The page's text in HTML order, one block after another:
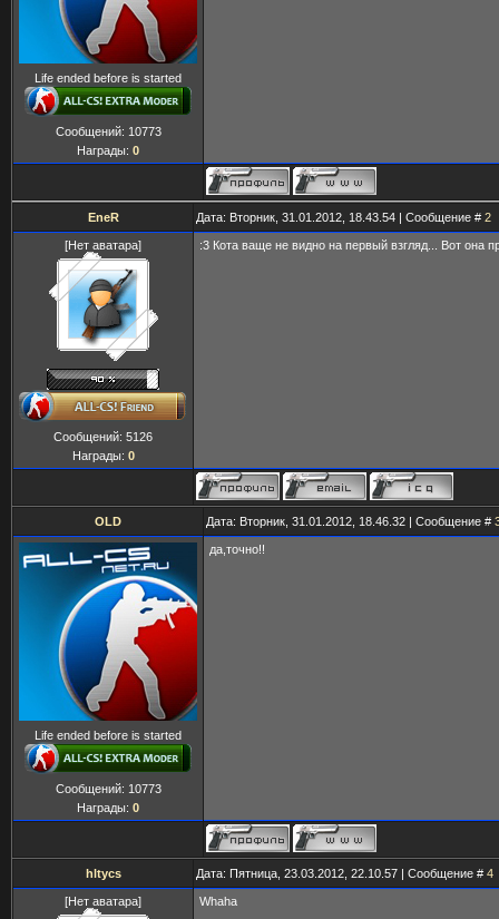
Life ended before is started
Сообщений: 10773
Награды: 0
EneR Дата: Вторник, 31.01.2012, 18.43.54 | Сообщение # 2
[Нет аватара]
Сообщений: 5126
Награды: 0
:3 Кота ваще не видно на первый взгляд... Вот она
OLD Дата: Вторник, 31.01.2012, 18.46.32 | Сообщение #
Life ended before is started
Сообщений: 10773
Награды: 0
да,точно!!
hltycs Дата: Пятница, 23.03.2012, 22.10.57 | Сообщение # 4
[Нет аватара] Whaha